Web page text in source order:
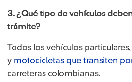
3. ¿Qué tipo de vehículos
trámite?
Todos los vehículos
y motocicletas que transiten
carreteras colombianas.